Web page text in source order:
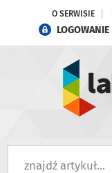
O SERWISIE
LOGOWANIE